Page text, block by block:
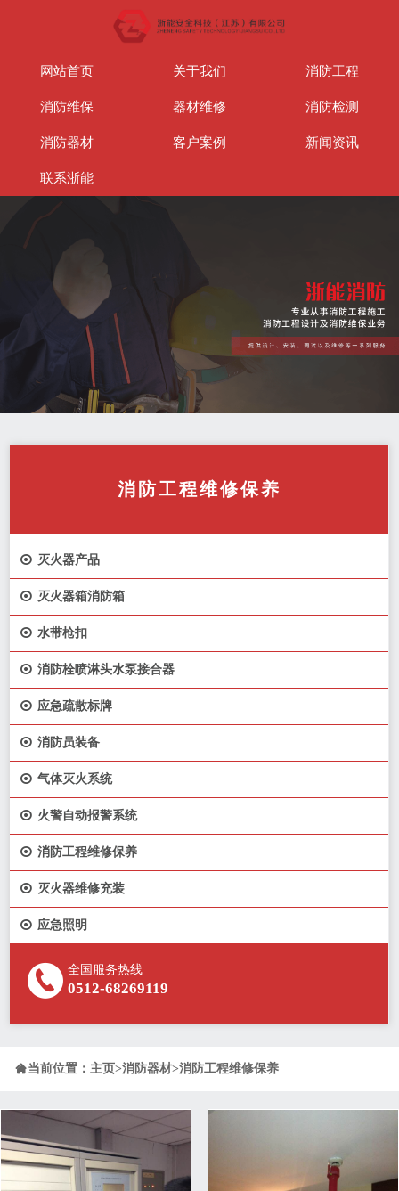
网站首页 关于我们 消防工程
消防维保 器材维修 消防检测
消防器材 客户案例 新闻资讯
联系浙能
消防工程维修保养
 灭火器产品
 灭火器箱消防箱
 水带枪扣
 消防栓喷淋头水泵接合器
 应急疏散标牌
 消防员装备
 气体灭火系统
 火警自动报警系统
 消防工程维修保养
 灭火器维修充装
 应急照明
全国服务热线
0512-68269119
当前位置： 主页>消防器材>消防工程维修保养